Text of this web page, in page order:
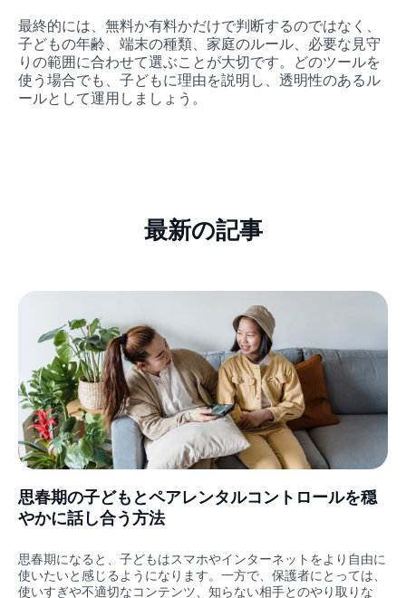
最終的には、無料か有料かだけで判断するのではなく、
子どもの年齢、端末の種類、家庭のルール、必要な見守
りの範囲に合わせて選ぶことが大切です。どのツールを
使う場合でも、子どもに理由を説明し、透明性のあるル
ールとして運用しましょう。
最新の記事
思春期の子どもとペアレンタルコントロールを穏
やかに話し合う方法
思春期になると、子どもはスマホやインターネットをより自由に
使いたいと感じるようになります。一方で、保護者にとっては、
使いすぎや不適切なコンテンツ、知らない相手とのやり取りな